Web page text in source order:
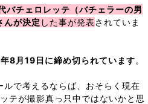
バチェロレッテ（バチェラーの男
んが決定 した事が発表されていま
8月19日に締め切られています。
で考えるならば、おそらく現在
テが撮影真っ只中ではないかと思